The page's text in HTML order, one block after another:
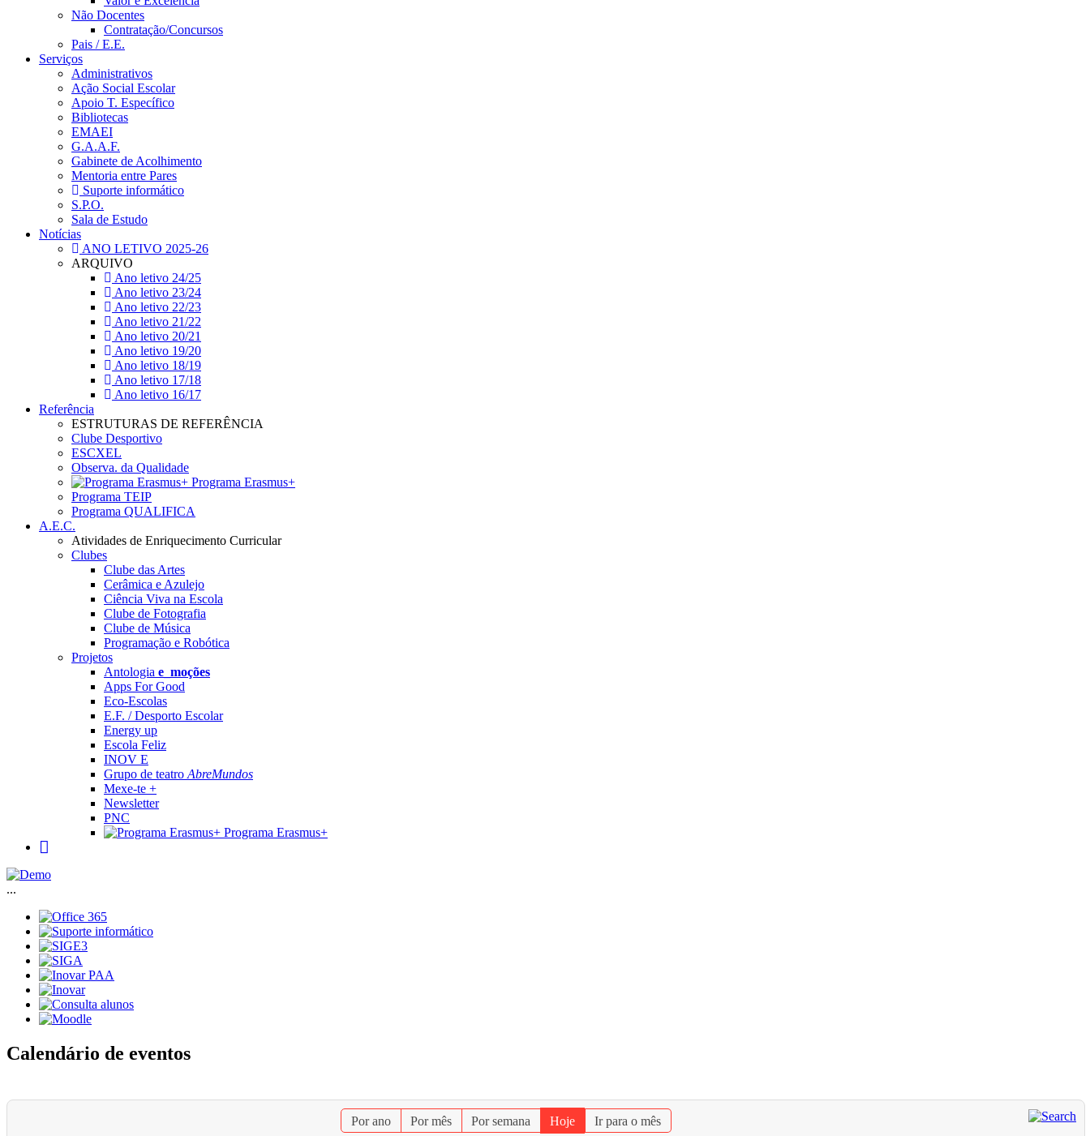
Não Docentes
Contratação/Concursos
Pais / E.E.
Serviços
Administrativos
Ação Social Escolar
Apoio T. Específico
Bibliotecas
EMAEI
G.A.A.F.
Gabinete de Acolhimento
Mentoria entre Pares
Suporte informático
S.P.O.
Sala de Estudo
Notícias
ANO LETIVO 2025-26
ARQUIVO
Ano letivo 24/25
Ano letivo 23/24
Ano letivo 22/23
Ano letivo 21/22
Ano letivo 20/21
Ano letivo 19/20
Ano letivo 18/19
Ano letivo 17/18
Ano letivo 16/17
Referência
ESTRUTURAS DE REFERÊNCIA
Clube Desportivo
ESCXEL
Observa. da Qualidade
Programa Erasmus+
Programa TEIP
Programa QUALIFICA
A.E.C.
Atividades de Enriquecimento Curricular
Clubes
Clube das Artes
Cerâmica e Azulejo
Ciência Viva na Escola
Clube de Fotografia
Clube de Música
Programação e Robótica
Projetos
Antologia e_moções
Apps For Good
Eco-Escolas
E.F. / Desporto Escolar
Energy up
Escola Feliz
INOV E
Grupo de teatro AbreMundos
Mexe-te +
Newsletter
PNC
Programa Erasmus+
...
Calendário de eventos
Por ano Por mês Por semana Hoje Ir para o mês